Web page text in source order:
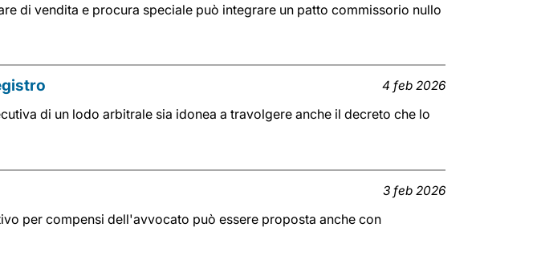
di vendita e procura speciale può integrare un patto commissorio nullo
4 feb 2026
di un lodo arbitrale sia idonea a travolgere anche il decreto che lo
3 feb 2026
per compensi dell'avvocato può essere proposta anche con